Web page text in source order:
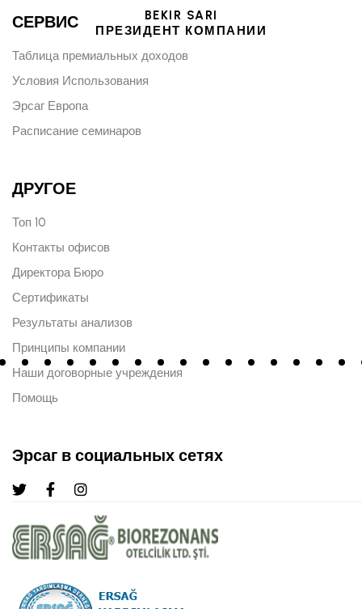
BEKIR SARI
ПРЕЗИДЕНТ КОМПАНИИ
СЕРВИС
Таблица премиальных доходов
Условия Использования
Эрсаг Европа
Расписание семинаров
ДРУГОЕ
Топ 10
Контакты офисов
Директора Бюро
Сертификаты
Результаты анализов
Принципы компании
Наши договорные учреждения
Помощь
Эрсаг в социальных сетях